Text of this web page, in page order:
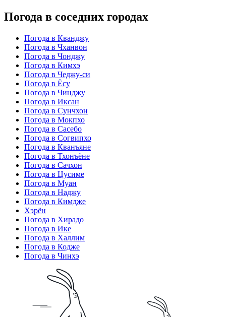
Погода в соседних городах
Погода в Кванджу
Погода в Чханвон
Погода в Чонджу
Погода в Кимхэ
Погода в Чеджу-си
Погода в Ёсу
Погода в Чинджу
Погода в Иксан
Погода в Сунчхон
Погода в Мокпхо
Погода в Сасебо
Погода в Согвипхо
Погода в Кванъяне
Погода в Тхонъёне
Погода в Сачхон
Погода в Цусиме
Погода в Муан
Погода в Наджу
Погода в Кимдже
Хэрён
Погода в Хирадо
Погода в Ике
Погода в Халлим
Погода в Кодже
Погода в Чинхэ